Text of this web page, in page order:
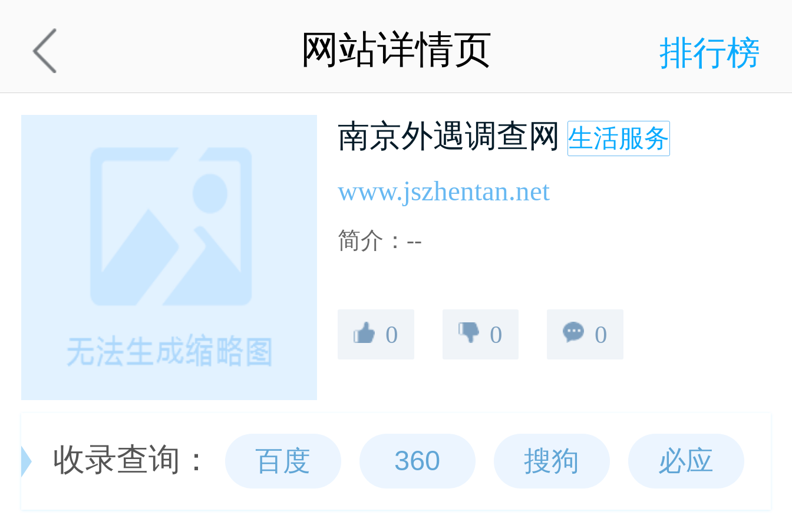
网站详情页 排行榜
南京外遇调查网 生活服务
www.jszhentan.net
简介：--
0 0 0
收录查询： 百度 360 搜狗 必应